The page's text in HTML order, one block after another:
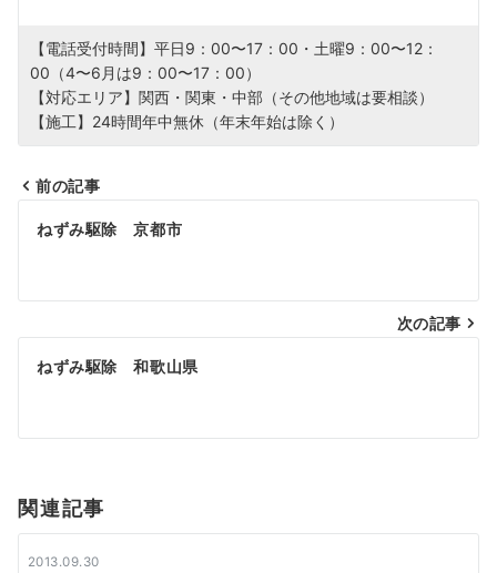
【電話受付時間】平日9：00〜17：00・土曜9：00〜12：
00（4〜6月は9：00〜17：00）
【対応エリア】関西・関東・中部（その他地域は要相談）
【施工】24時間年中無休（年末年始は除く）
投
ナ
ビ
ゲ
ョ
ン
前の記事
ねずみ駆除 京都市
次の記事
ねずみ駆除 和歌山県
関連記事
2013.09.30